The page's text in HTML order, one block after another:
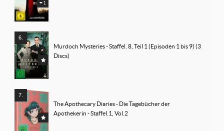
1
Murdoch Mysteries - Staffel. 8, Teil 1 (Episoden 1 bis 9) (3
Discs)
The Apothecary Diaries - Die Tagebücher der
Apothekerin - Staffel.1, Vol.2